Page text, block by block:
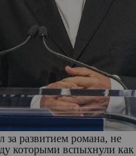
за развитием романа, не
которыми вспыхнули как